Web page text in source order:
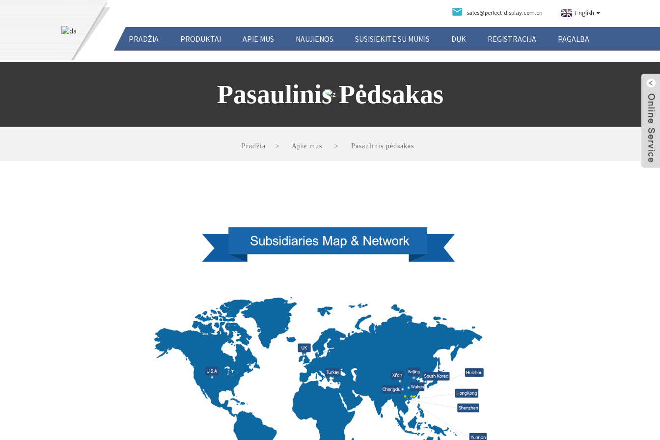
sales@perfect-display.com.cn English
PRADŽIA PRODUKTAI APIE MUS NAUJIENOS SUSISIEKITE SU MUMIS DUK REGISTRACIJA PAGALBA
Pasaulinis Pėdsakas
Pradžia Apie mus Pasaulinis pėdsakas